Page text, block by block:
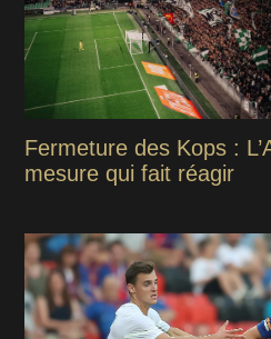
Fermeture des Kops :
mesure qui fait réagir